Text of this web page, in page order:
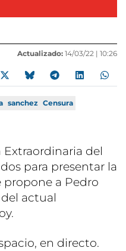
Actualizado: 14/03/22 | 10:26
sanchez Censura
Extraordinaria del
para presentar la
a Pedro
actual
en directo.